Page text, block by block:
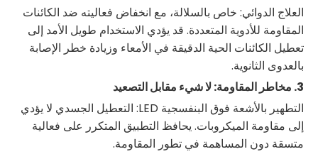
العلاج الدوائي: خاص بالسلالة، مع انخفاض فعاليته ضد الكائنات
المقاومة للأدوية المتعددة. قد يؤدي الاستخدام طويل الأمد إلى
تعطيل الكائنات الحية الدقيقة في الأمعاء وزيادة خطر الإصابة
بالعدوى الثانوية.
3. مخاطر المقاومة: لا شيء مقابل التصعيد
التطهير بالأشعة فوق البنفسجية LED: التعطيل الجسدي لا يؤدي
إلى مقاومة الميكروبات. يحافظ التطبيق المتكرر على فعالية
متسقة دون المساهمة في تطور المقاومة.